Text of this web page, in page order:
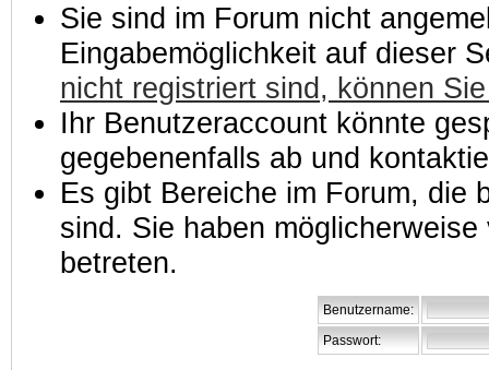
Sie sind im Forum nicht
Eingabemöglichkeit auf dieser
nicht registriert sind, können
Ihr Benutzeraccount könnte
gegebenenfalls ab und
Es gibt Bereiche im Forum, die
sind. Sie haben
betreten.
Benutzername:
Passwort: